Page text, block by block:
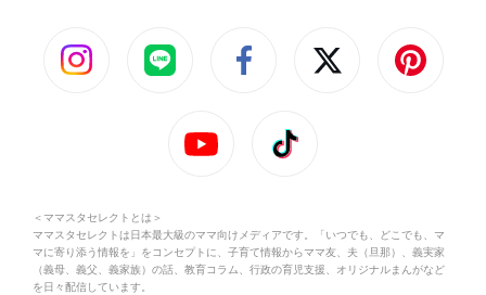
＜ママスタセレクトとは＞
ママスタセレクトは日本最大級のママ向けメディアです。「いつでも、どこでも、マ
マに寄り添う情報を」をコンセプトに、子育て情報からママ友、夫（旦那）、義実家
（義母、義父、義家族）の話、教育コラム、行政の育児支援、オリジナルまんがなど
を日々配信しています。